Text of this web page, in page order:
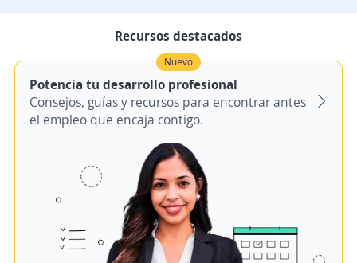
Recursos destacados
Nuevo
Potencia tu desarrollo profesional
Consejos, guías y recursos para encontrar antes
el empleo que encaja contigo.